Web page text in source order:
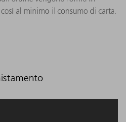
al minimo il consumo di carta.​